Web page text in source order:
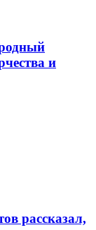
и
рассказал,